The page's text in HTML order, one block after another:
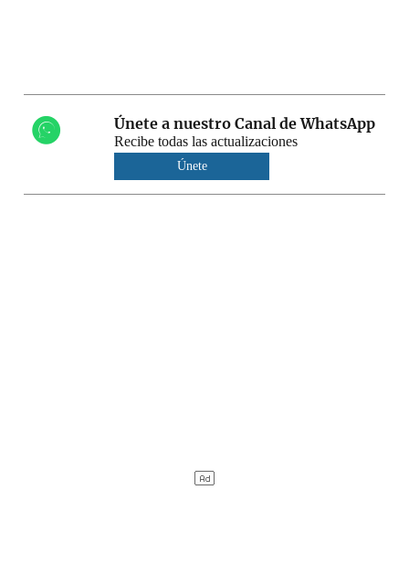
Únete a nuestro Canal de WhatsApp
Recibe todas las actualizaciones
Únete